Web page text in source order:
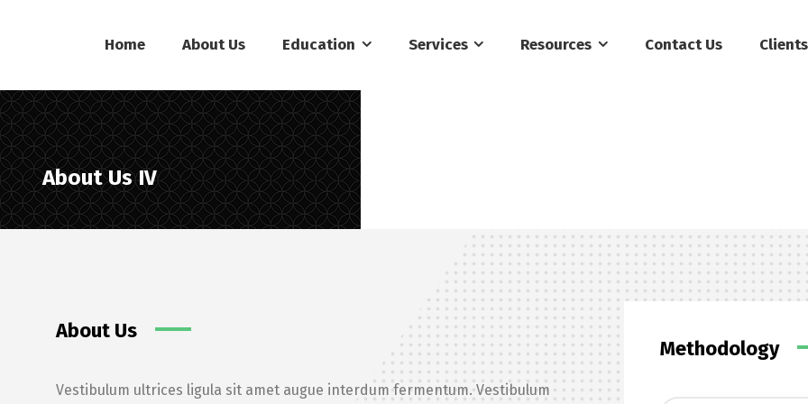
Home About Us Education Services Resources Contact Us Clients
About Us IV
About Us
Vestibulum ultrices ligula sit amet augue interdum fermentum. Vestibulum
Methodology